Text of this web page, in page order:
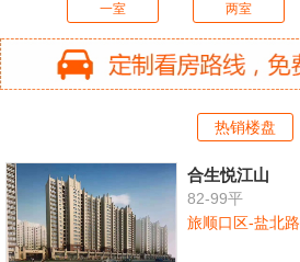
一室 两室
热销楼盘
合生悦江山
82-99平
旅顺口区-盐北路